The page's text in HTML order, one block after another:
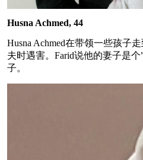
Husna Achmed, 44
Husna Achmed在带领一些孩子
夫时遇害。Farid说他的妻子是
子。